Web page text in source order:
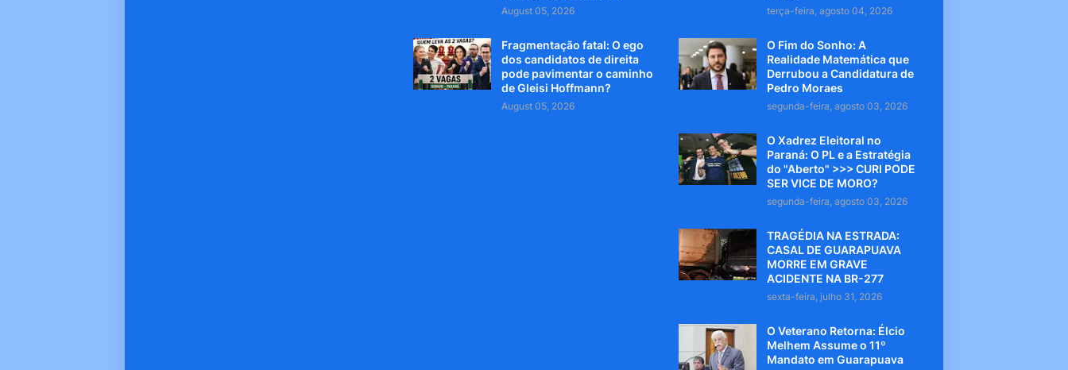
August 05, 2026
Fragmentação fatal: O ego
dos candidatos de direita
pode pavimentar o caminho
de Gleisi Hoffmann?
August 05, 2026
terça-feira, agosto 04, 2026
O Fim do Sonho: A
Realidade Matemática que
Derrubou a Candidatura de
Pedro Moraes
segunda-feira, agosto 03, 2026
O Xadrez Eleitoral no
Paraná: O PL e a Estratégia
do "Aberto" >>> CURI PODE
SER VICE DE MORO?
segunda-feira, agosto 03, 2026
TRAGÉDIA NA ESTRADA:
CASAL DE GUARAPUAVA
MORRE EM GRAVE
ACIDENTE NA BR-277
sexta-feira, julho 31, 2026
O Veterano Retorna: Élcio
Melhem Assume o 11º
Mandato em Guarapuava